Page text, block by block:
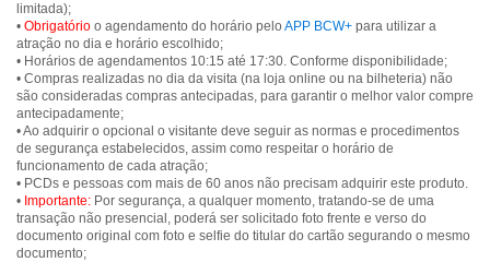
limitada);
• Obrigatório o agendamento do horário pelo APP BCW+ para utilizar a
atração no dia e horário escolhido;
• Horários de agendamentos 10:15 até 17:30. Conforme disponibilidade;
• Compras realizadas no dia da visita (na loja online ou na bilheteria) não
são consideradas compras antecipadas, para garantir o melhor valor compre
antecipadamente;
• Ao adquirir o opcional o visitante deve seguir as normas e procedimentos
de segurança estabelecidos, assim como respeitar o horário de
funcionamento de cada atração;
• PCDs e pessoas com mais de 60 anos não precisam adquirir este produto.
• Importante: Por segurança, a qualquer momento, tratando-se de uma
transação não presencial, poderá ser solicitado foto frente e verso do
documento original com foto e selfie do titular do cartão segurando o mesmo
documento;